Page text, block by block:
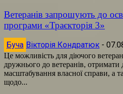
Ветеранів запрошують до
програми «Траєкторія 3»
Буча Вікторія Кондратюк -
Це можливість для діючого
дружнього до ветеранів, отримати
масштабування власної справи, а
щодо...